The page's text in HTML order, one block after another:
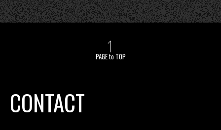
PAGE to TOP
CONTACT